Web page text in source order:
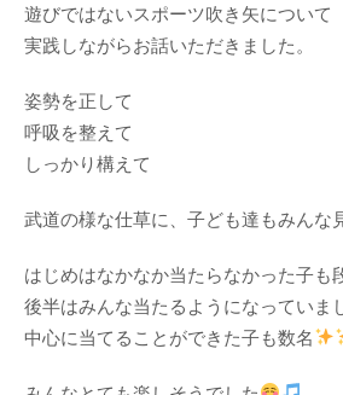
遊びではないスポーツ吹き矢について
実践しながらお話いただきました。
姿勢を正して
呼吸を整えて
しっかり構えて
武道の様な仕草に、子ども達もみんな
はじめはなかなか当たらなかった子も
後半はみんな当たるようになっていま
中心に当てることができた子も数名